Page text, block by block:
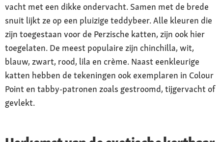
vacht met een dikke ondervacht. Samen met de brede
snuit lijkt ze op een pluizige teddybeer. Alle kleuren die
zijn toegestaan voor de Perzische katten, zijn ook hier
toegelaten. De meest populaire zijn chinchilla, wit,
blauw, zwart, rood, lila en crème. Naast eenkleurige
katten hebben de tekeningen ook exemplaren in Colour
Point en tabby-patronen zoals gestroomd, tijgervacht of
gevlekt.